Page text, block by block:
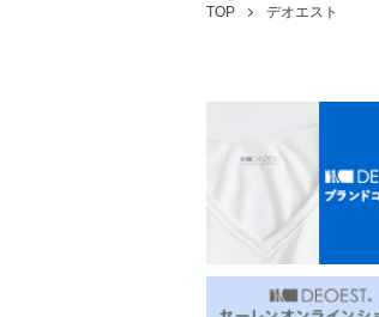
TOP デオエスト